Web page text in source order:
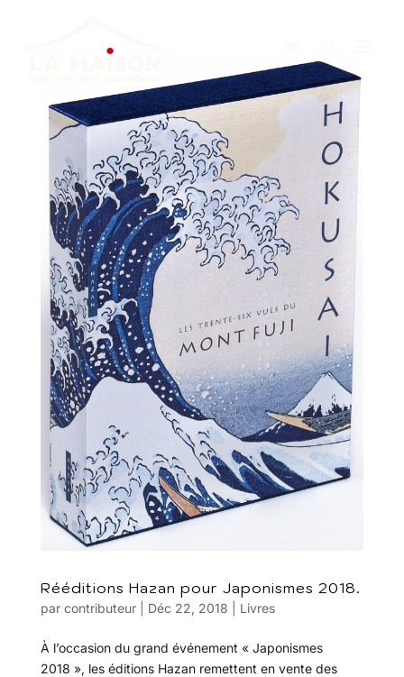
Rééditions Hazan pour Japonismes 2018.
par contributeur| Déc 22, 2018 Livres
À l’occasion du grand événement « Japonismes
2018 », les éditions Hazan remettent en vente des